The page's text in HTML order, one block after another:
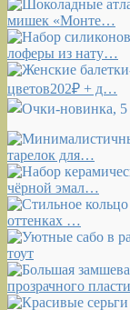
мишек «Монте…
лоферы из нату…
цветов202₽ + д…
тарелок для…
чёрной эмал…
оттенках …
тоут
прозрачного